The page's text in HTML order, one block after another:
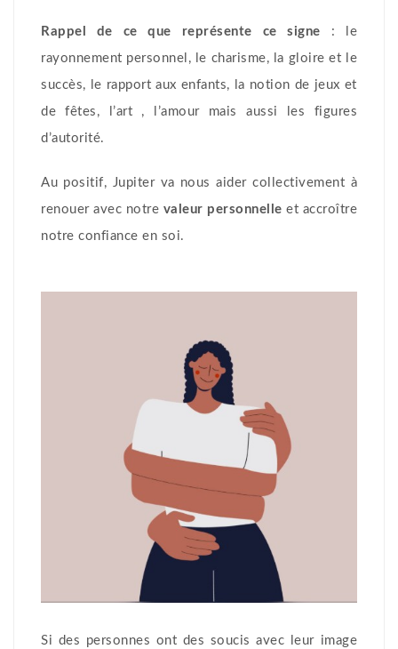
Rappel de ce que représente ce signe :
le
rayonnement personnel, le charisme, la gloire et le
succès, le rapport aux enfants, la notion de jeux et
de fêtes, l’art , l’amour mais aussi les figures
d’autorité.
Au positif, Jupiter va nous aider collectivement à
renouer avec notre valeur personnelle et accroître
notre confiance en soi.
Si des personnes ont des soucis avec leur image